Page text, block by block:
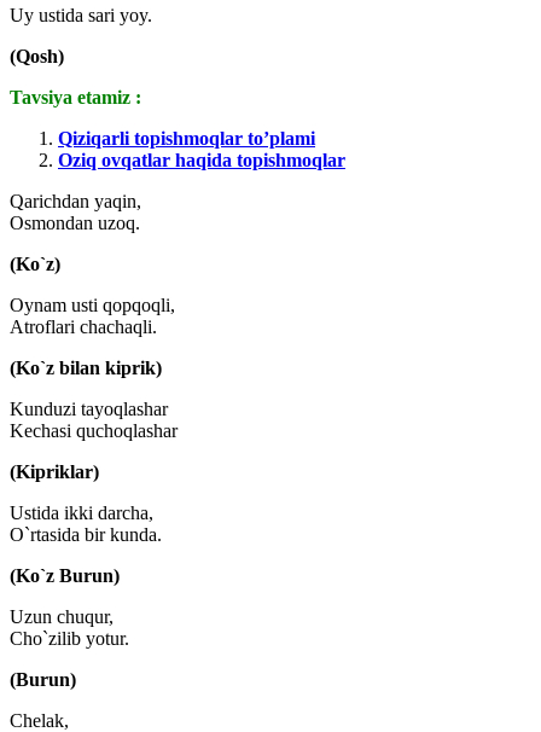
Uy ustida sari yoy.
(Qosh)
Tavsiya etamiz :
Qiziqarli topishmoqlar to’plami
Oziq ovqatlar haqida topishmoqlar
Qarichdan yaqin,
Osmondan uzoq.
(Ko`z)
Oynam usti qopqoqli,
Atroflari chachaqli.
(Ko`z bilan kiprik)
Kunduzi tayoqlashar
Kechasi quchoqlashar
(Kipriklar)
Ustida ikki darcha,
O`rtasida bir kunda.
(Ko`z Burun)
Uzun chuqur,
Cho`zilib yotur.
(Burun)
Chelak,